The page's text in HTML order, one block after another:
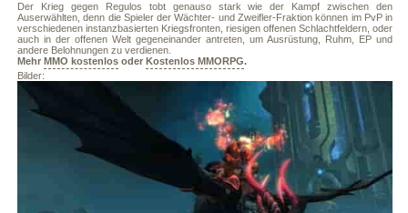
Der Krieg gegen Regulos tobt genauso stark wie der Kampf zwischen den
Auserwählten, denn die Spieler der Wächter- und Zweifler-Fraktion können im PvP in
verschiedenen instanzbasierten Kriegsfronten, riesigen offenen Schlachtfeldern, oder
auch in der offenen Welt gegeneinander antreten, um Ausrüstung, Ruhm, EP und
andere Belohnungen zu verdienen.
Mehr MMO kostenlos oder Kostenlos MMORPG.
Bilder: